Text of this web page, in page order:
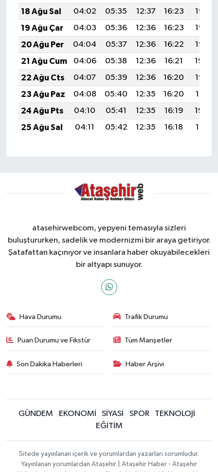
18 Ağu Sal
04:02 05:35 12:37 16:23
19:28
19 Ağu Çar
04:03 05:36 12:36 16:23
19:27
20 Ağu Per
04:04 05:37 12:36 16:22
19:25
21 Ağu Cum
04:06 05:38 12:36 16:21
19:24
22 Ağu Cts
04:07 05:39 12:36 16:20
19:22
23 Ağu Paz
04:08 05:40 12:35 16:20
19:21
24 Ağu Pts
04:10 05:41 12:35 16:19
19:20
25 Ağu Sal
04:11 05:42 12:35 16:18 19:18
atasehirwebcom, yepyeni temasıyla sizleri
buluştururken, sadelik ve modernizmi bir araya getiriyor.
Şatafattan kaçınıyor ve insanlara haber okuyabilecekleri
bir altyapı sunuyor.
Hava Durumu Trafik Durumu
Puan Durumu ve Fikstür Tüm Manşetler
Son Dakika Haberleri Haber Arşivi
GÜNDEM EKONOMİ SİYASİ SPOR
TEKNOLOJİ
EĞİTİM
Sitede yayınlanan içerik ve yorumlardan yazarları sorumludur.
Yayınlanan yorumlardan Ataşehir | Ataşehir Haber - Ataşehir